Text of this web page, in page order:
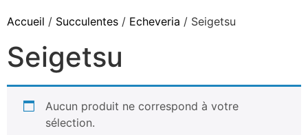
Accueil / Succulentes / Echeveria / Seigetsu
Seigetsu
Aucun produit ne correspond à votre
sélection.